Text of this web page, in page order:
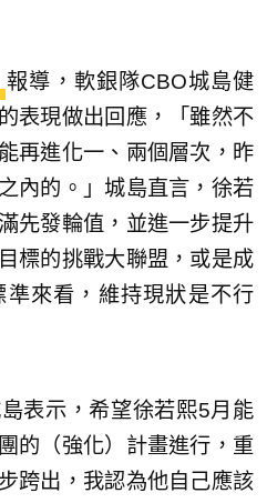
報導，軟銀隊CBO城島健
表現做出回應，「雖然不
再進化一、兩個層次，昨
內的。」城島直言，徐若
先發輪值，並進一步提升
標的挑戰大聯盟，或是成
來看，維持現狀是不行
表示，希望徐若熙5月能
的（強化）計畫進行，重
跨出，我認為他自己應該